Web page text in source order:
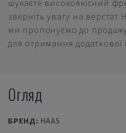
шукаєте високоякісний
зверніть увагу на верстат
ми пропонуємо до
для отримання додаткової
Огляд
БРЕНД: HAAS